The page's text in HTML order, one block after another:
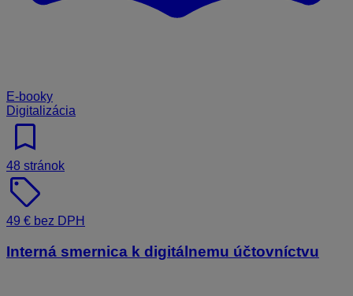
E-booky
Digitalizácia
bookmark
48 stránok
sell
49 € bez DPH
Interná smernica k digitálnemu účtovníctvu